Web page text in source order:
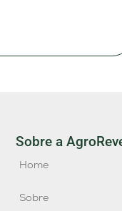
Sobre a
Home
Sobre